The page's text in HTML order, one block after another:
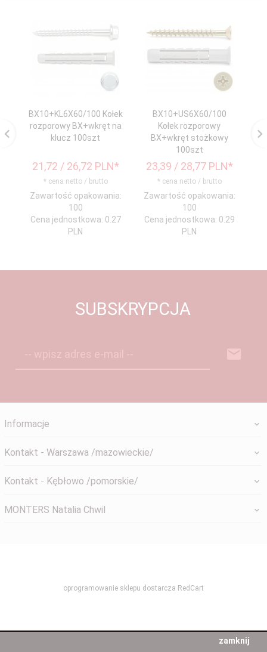
BX10+KL6X60/100 Kołek
rozporowy BX+wkręt na
klucz 100szt
21,72 / 26,72 PLN*
* cena netto / brutto
Zawartość opakowania:
100
Cena jednostkowa: 0.27
PLN
BX10+US6X60/100
Kołek rozporowy
BX+wkręt stożkowy
100szt
23,39 / 28,77 PLN*
* cena netto / brutto
Zawartość opakowania:
100
Cena jednostkowa: 0.29
PLN
SUBSKRYPCJA
Informacje
Kontakt - Warszawa /mazowieckie/
Kontakt - Kębłowo /pomorskie/
MONTERS Natalia Chwil
oprogramowanie sklepu dostarcza RedCart
zamknij